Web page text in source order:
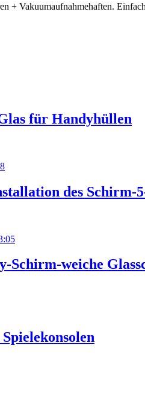
Vakuumaufnahmehaften.
für Handyhüllen
des Schirm-
Schirm-weiche